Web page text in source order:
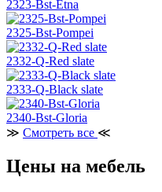
2323-Bst-Etna
2325-Bst-Pompei
2332-Q-Red slate
2333-Q-Black slate
2340-Bst-Gloria
≫ Смотреть все ≪
Цены на мебель